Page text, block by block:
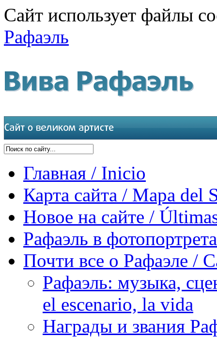
Сайт использует файлы
Рафаэль
Главная / Inicio
Карта сайта / Mapa del
Новое на сайте /
Рафаэль в
Почти все о Рафаэле /
Рафаэль: музыка,
el escenario, la vida
Награды и звания